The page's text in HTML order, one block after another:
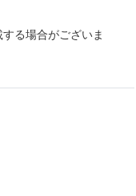
る場合がございま